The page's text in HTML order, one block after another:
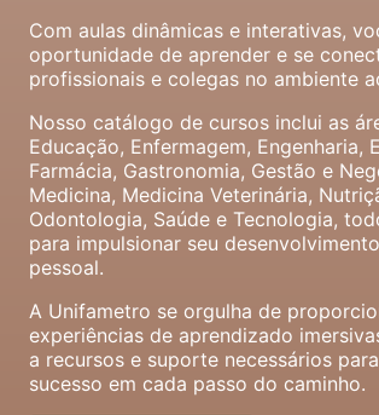
Com aulas dinâmicas e interativas,
oportunidade de aprender e se
profissionais e colegas no ambiente
Nosso catálogo de cursos inclui as
Educação, Enfermagem, Engenharia,
Farmácia, Gastronomia, Gestão e
Medicina, Medicina Veterinária,
Odontologia, Saúde e Tecnologia,
para impulsionar seu
pessoal.
A Unifametro se orgulha de
experiências de aprendizado
a recursos e suporte necessários
sucesso em cada passo do caminho.